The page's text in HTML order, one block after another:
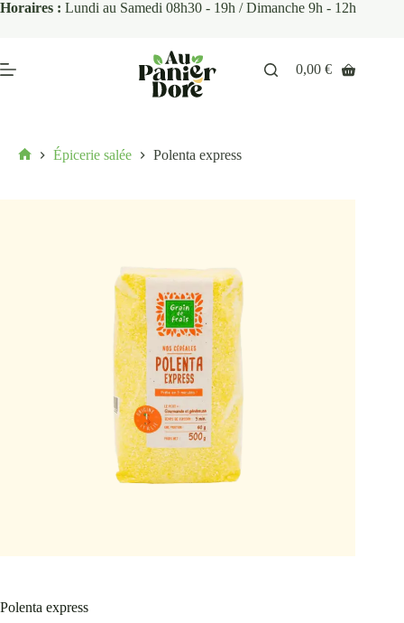
Horaires : Lundi au Samedi 08h30 - 19h / Dimanche 9h - 12h
0,00€
Épicerie salée Polenta express
Polenta express